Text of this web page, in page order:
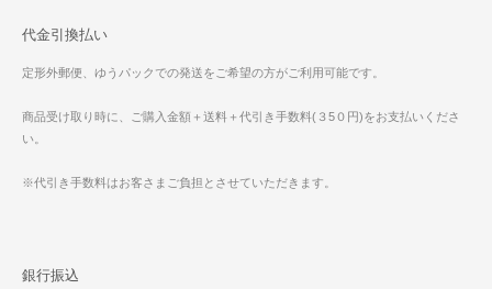
代金引換払い
定形外郵便、ゆうパックでの発送をご希望の方がご利用可能です。
商品受け取り時に、ご購入金額＋送料＋代引き手数料(３5０円)をお支払いくださ
い。
※代引き手数料はお客さまご負担とさせていただきます。
銀行振込